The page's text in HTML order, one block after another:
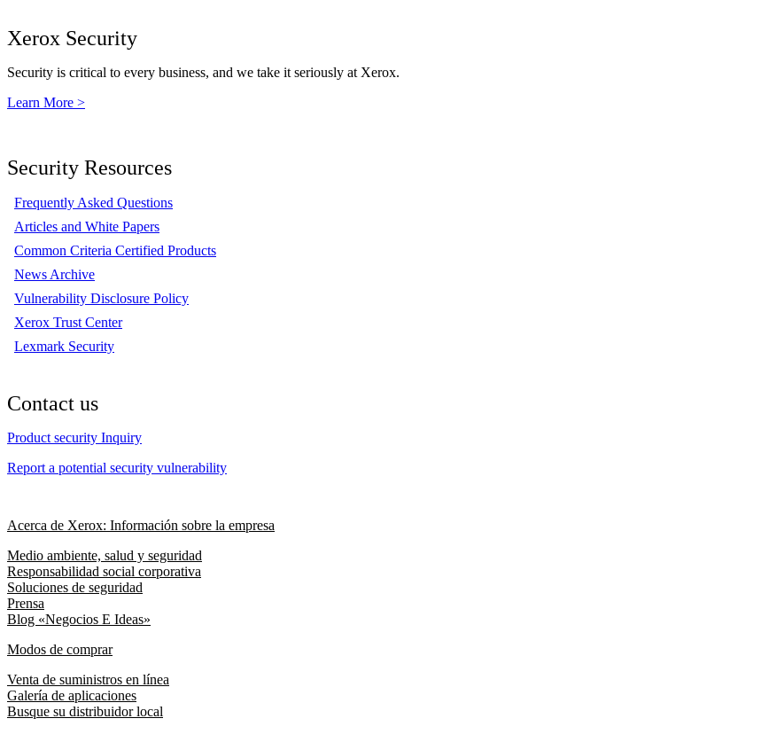
Xerox Security
Security is critical to every business, and we take it seriously at Xerox.
Learn More >
Security Resources
Frequently Asked Questions
Articles and White Papers
Common Criteria Certified Products
News Archive
Vulnerability Disclosure Policy
Xerox Trust Center
Lexmark Security
Contact us
Product security Inquiry
Report a potential security vulnerability
Acerca de Xerox: Información sobre la empresa
Medio ambiente, salud y seguridad
Responsabilidad social corporativa
Soluciones de seguridad
Prensa
Blog «Negocios E Ideas»
Modos de comprar
Venta de suministros en línea
Galería de aplicaciones
Busque su distribuidor local